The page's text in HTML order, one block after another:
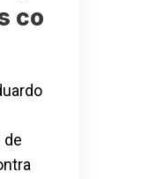
co
de